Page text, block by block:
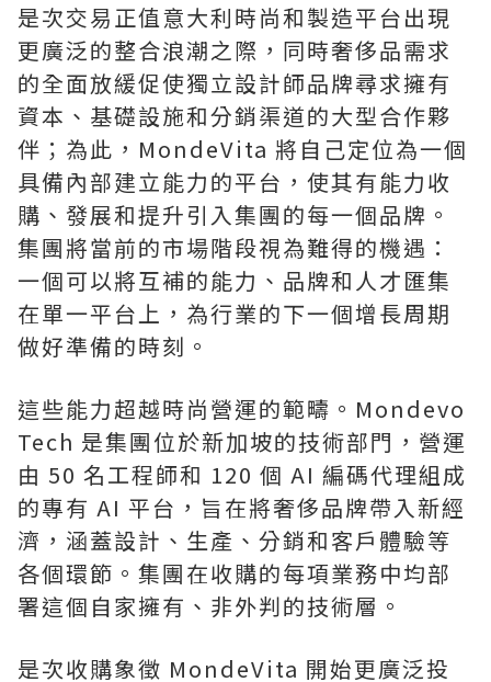
是次交易正值意大利時尚和製造平台出現
更廣泛的整合浪潮之際，同時奢侈品需求
的全面放緩促使獨立設計師品牌尋求擁有
資本、基礎設施和分銷渠道的大型合作夥
伴；為此，MondeVita 將自己定位為一個
具備內部建立能力的平台，使其有能力收
購、發展和提升引入集團的每一個品牌。
集團將當前的市場階段視為難得的機遇：
一個可以將互補的能力、品牌和人才匯集
在單一平台上，為行業的下一個增長周期
做好準備的時刻。
這些能力超越時尚營運的範疇。Mondevo
Tech 是集團位於新加坡的技術部門，營運
由 50 名工程師和 120 個 AI 編碼代理組成
的專有 AI 平台，旨在將奢侈品牌帶入新經
濟，涵蓋設計、生產、分銷和客戶體驗等
各個環節。集團在收購的每項業務中均部
署這個自家擁有、非外判的技術層。
是次收購象徵 MondeVita 開始更廣泛投